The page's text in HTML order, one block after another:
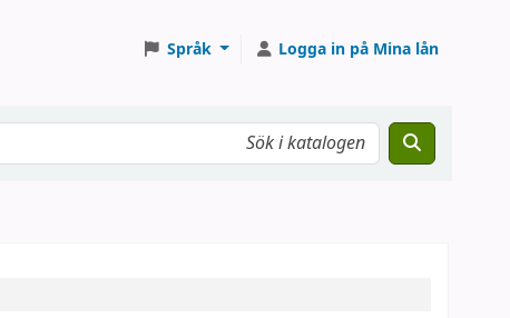
Språk Logga in på Mina lån